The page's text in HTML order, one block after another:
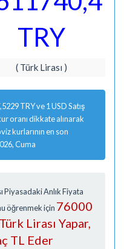
TRY
( Türk Lirası )
TRY ve 1 USD Satış
oranı dikkate alınarak
kurlarının en son
Cuma
Piyasadaki Anlık Fiyata
öğrenmek için 76000
Lirası Yapar,
TL Eder